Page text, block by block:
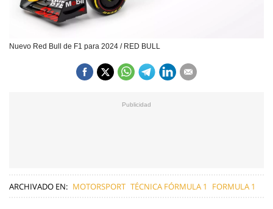
Nuevo Red Bull de F1 para 2024 / RED BULL
ARCHIVADO EN: MOTORSPORT TÉCNICA FÓRMULA 1 FORMULA 1